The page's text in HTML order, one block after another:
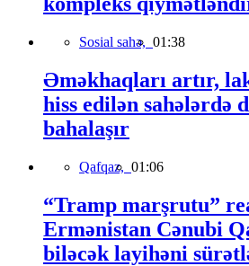
Sosial sahə, 01:38
Əməkhaqları artır,
hiss edilən sahələrdə
bahalaşır
Qafqaz, 01:06
“Tramp marşrutu”
Ermənistan Cənubi
biləcək layihəni